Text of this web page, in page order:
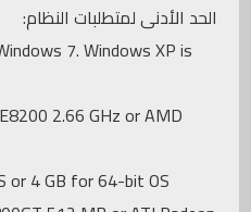
الحد الأدنى لمتطلبات النظام:
7. Windows XP is
2.66 GHz or AMD
or 4 GB for 64-bit OS